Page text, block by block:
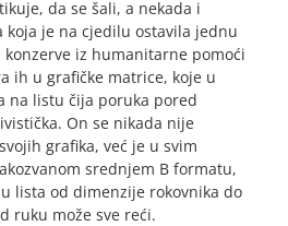
da se šali, a nekada i
koja je na cjedilu ostavila jednu
iz humanitarne pomoći
ih u grafičke matrice, koje u
na listu čija poruka pored
On se nikada nije
grafika, već je u svim
srednjem B formatu,
lista od dimenzije rokovnika do
ruku može sve reći.